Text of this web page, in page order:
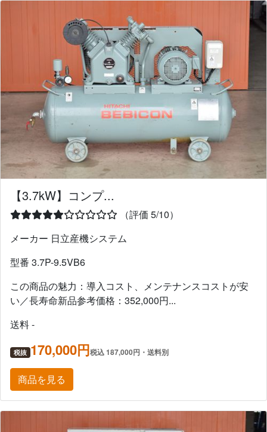
【3.7kW】コンプ...
（評価 5/10）
メーカー 日立産機システム
型番 3.7P-9.5VB6
この商品の魅力：導入コスト、メンテナンスコストが安
い／長寿命新品参考価格：352,000円...
送料 -
税抜 170,000円税込 187,000円・送料別
商品を見る